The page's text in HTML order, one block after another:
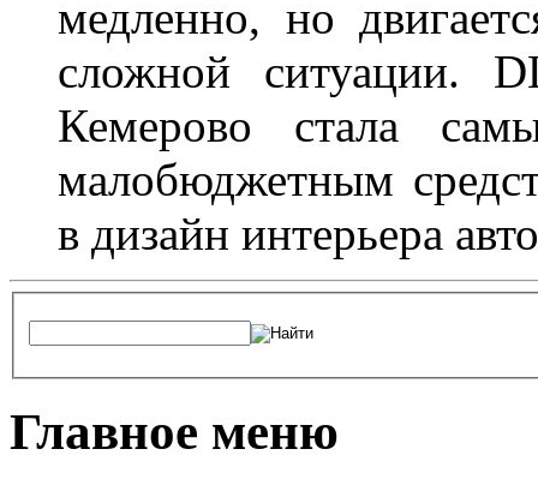
медленно, но
сложной ситуации.
Кемерово стала
малобюджетным
в дизайн интерьера
Главное меню